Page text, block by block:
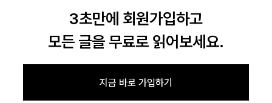
3초만에 회원가입하고
모든 글을 무료로 읽어보세요.
지금 바로 가입하기